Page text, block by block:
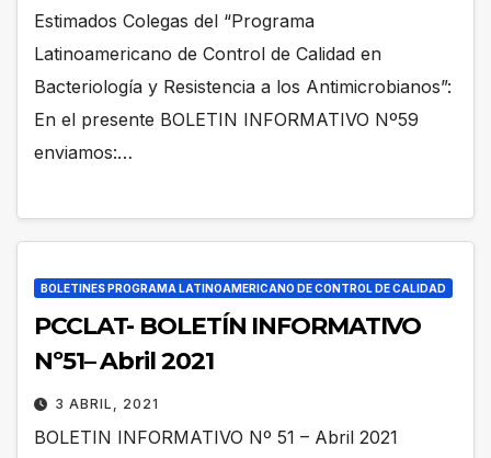
Estimados Colegas del “Programa
Latinoamericano de Control de Calidad en
Bacteriología y Resistencia a los Antimicrobianos”:
En el presente BOLETIN INFORMATIVO Nº59
enviamos:…
BOLETINES PROGRAMA LATINOAMERICANO DE CONTROL DE CALIDAD
PCCLAT- BOLETÍN INFORMATIVO
Nº51– Abril 2021
3 ABRIL, 2021
BOLETIN INFORMATIVO Nº 51 – Abril 2021